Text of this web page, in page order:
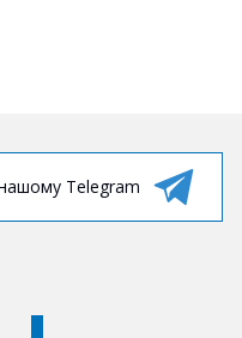
Telegram